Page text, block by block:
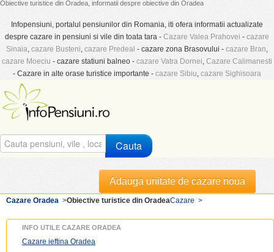
Obiective turistice din Oradea, informatii despre obiective din Oradea
Infopensiuni, portalul pensiunilor din Romania, iti ofera informatii actualizate
despre cazare in pensiuni si vile din toata tara - Cazare Valea Prahovei - cazare
Sinaia, cazare Busteni, cazare Predeal - cazare zona Brasovului - cazare Bran,
cazare Moeciu - cazare statiuni balneo - cazare Vatra Dornei, Cazare Calimanesti
- Cazare in alte orase turistice importante - cazare Sibiu, cazare Sighisoara
Cauta
Adauga unitate de cazare noua
Cazare >
Cazare Oradea >Obiective turistice din Oradea
INFO UTILE CAZARE ORADEA
Cazare ieftina Oradea